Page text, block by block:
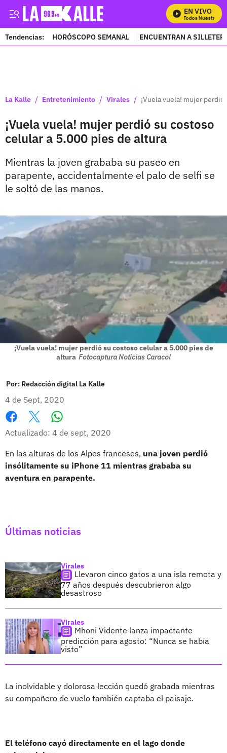
EN VIVO
Mira Todos Nuestros
Tendencias: HORÓSCOPO SEMANAL ENCUENTRAN A
La Kalle / Entretenimiento / Virales / ¡Vuela vuela! mujer
¡Vuela vuela! mujer perdió su costoso
celular a 5.000 pies de altura
Mientras la joven grababa su paseo en
parapente, accidentalmente el palo de selfi se
le soltó de las manos.
¡Vuela vuela! mujer perdió su costoso celular a 5.000 pies de
altura Fotocaptura Noticias Caracol
Por: Redacción digital La Kalle
4 de Sept, 2020
Facebook
X
Actualizado: 4 de sept, 2020
En las alturas de los Alpes franceses, una joven perdió
insólitamente su iPhone 11 mientras grababa su
aventura en parapente.
Últimas noticias
Virales
Llevaron cinco gatos a una isla remota y
77 años después descubrieron algo
desastroso
Virales
Mhoni Vidente lanza impactante
predicción para agosto: “Nunca se había
visto”
La inolvidable y dolorosa lección quedó grabada mientras
su compañero de vuelo también captaba el paisaje.
El teléfono cayó directamente en el lago donde